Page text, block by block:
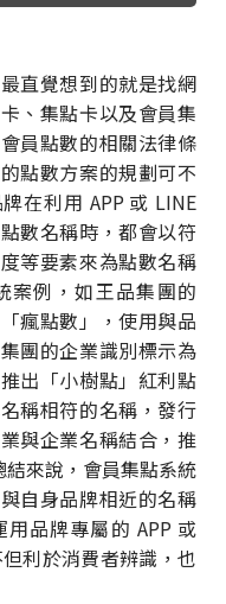
直覺想到的就是找網
、集點卡以及會員集
員點數的相關法律條
點數方案的規劃可不
在利用 APP 或 LINE
數名稱時，都會以符
等要素來為點數名稱
案例，如王品集團的
瘋點數」，使用與品
團的企業識別標示為
出「小樹點」紅利點
稱相符的名稱，發行
與企業名稱結合，推
來說，會員集點系統
自身品牌相近的名稱
品牌專屬的 APP 或
利於消費者辨識，也